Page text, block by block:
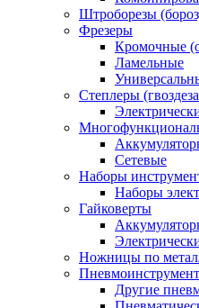
Штроборезы
Фрезеры
Кромочные
Ламельные
Степлеры
Сетевые
Наборы
Наборы
Гайковерты
Ножницы по
Пневмоинструмент
Другие